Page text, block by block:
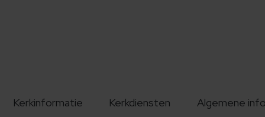
Kerkinformatie Kerkdiensten Algemene